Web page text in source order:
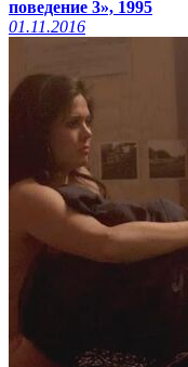
поведение 3», 1995
01.11.2016